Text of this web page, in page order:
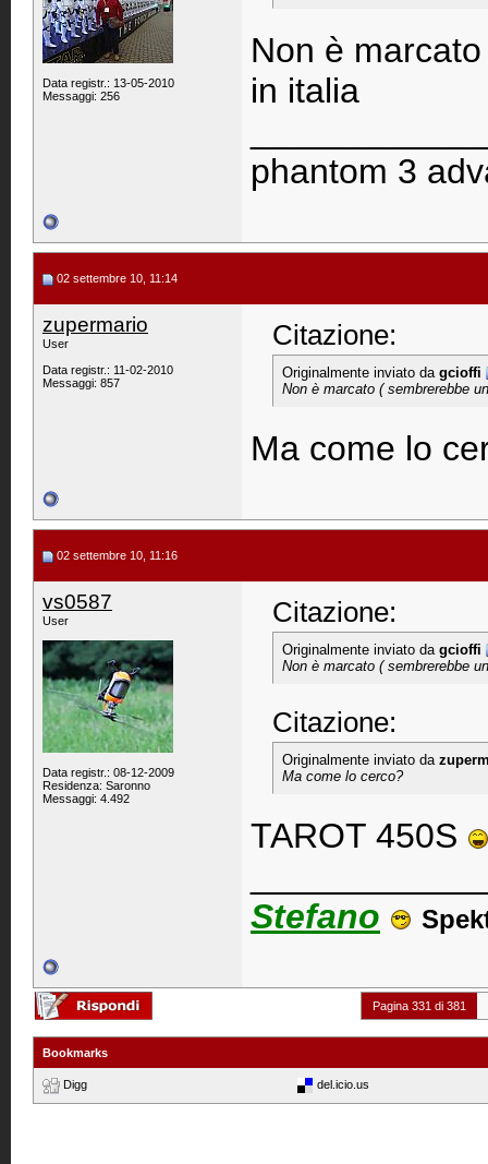
Data registr.: 13-05-2010
Messaggi: 256
Non è
in italia
phantom 3
02 settembre 10, 11:14
zupermario
User
Data registr.: 11-02-2010
Messaggi: 857
Citazione:
Originalmente inviato da gcioffi
Non è marcato ( sembrerebbe
Ma come lo
02 settembre 10, 11:16
vs0587
User
Data registr.: 08-12-2009
Residenza: Saronno
Messaggi: 4.492
Citazione:
Originalmente inviato da gcioffi
Non è marcato ( sembrerebbe
Citazione:
Originalmente inviato da
Ma come lo cerco?
TAROT 450S
Stefano
Pagina 331 di 381
Bookmarks
Digg del.icio.us